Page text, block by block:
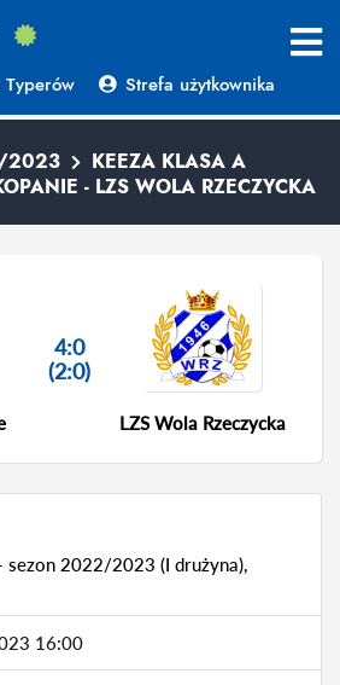
Typerów Strefa użytkownika
2023
KEEZA KLASA A
- LZS WOLA RZECZYCKA
4:0
(2:0)
LZS Wola Rzeczycka
sezon 2022/2023 (I drużyna),
16:00